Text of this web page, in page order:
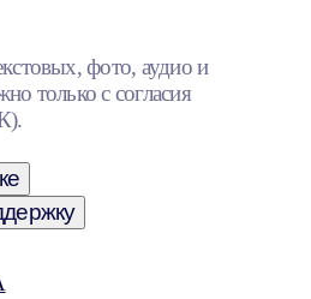
фото, аудио и
только с согласия